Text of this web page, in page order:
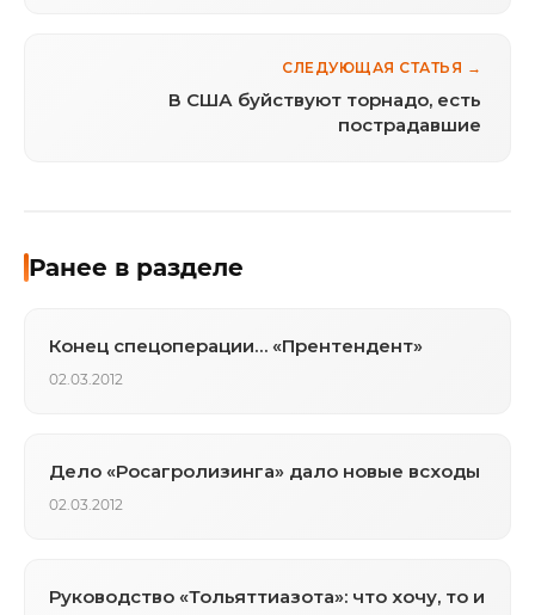
СЛЕДУЮЩАЯ СТАТЬЯ →
В США буйствуют торнадо, есть
пострадавшие
Ранее в разделе
Конец спецоперации… «Прентендент»
02.03.2012
Дело «Росагролизинга» дало новые всходы
02.03.2012
Руководство «Тольяттиазота»: что хочу, то и